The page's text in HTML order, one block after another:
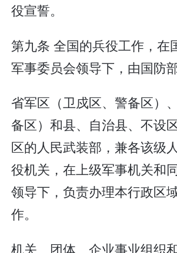
役宣誓。
第九条 全国的兵役工作，在
军事委员会领导下，由国防部
省军区（卫戍区、警备区）
备区）和县、自治县、不设
区的人民武装部，兼各该级
役机关，在上级军事机关和
领导下，负责办理本行政区
作。
机关、团体、企业事业组织